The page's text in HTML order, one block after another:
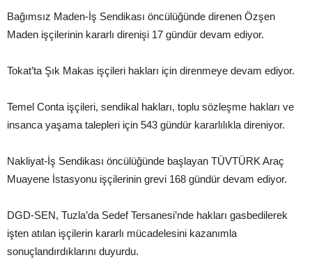
Bağımsız Maden-İş Sendikası öncülüğünde direnen Özşen
Maden işçilerinin kararlı direnişi 17 gündür devam ediyor.
Tokat’ta Şık Makas işçileri hakları için direnmeye devam ediyor.
Temel Conta işçileri, sendikal hakları, toplu sözleşme hakları ve
insanca yaşama talepleri için 543 gündür kararlılıkla direniyor.
Nakliyat-İş Sendikası öncülüğünde başlayan TÜVTÜRK Araç
Muayene İstasyonu işçilerinin grevi 168 gündür devam ediyor.
DGD-SEN, Tuzla’da Sedef Tersanesi’nde hakları gasbedilerek
işten atılan işçilerin kararlı mücadelesini kazanımla
sonuçlandırdıklarını duyurdu.